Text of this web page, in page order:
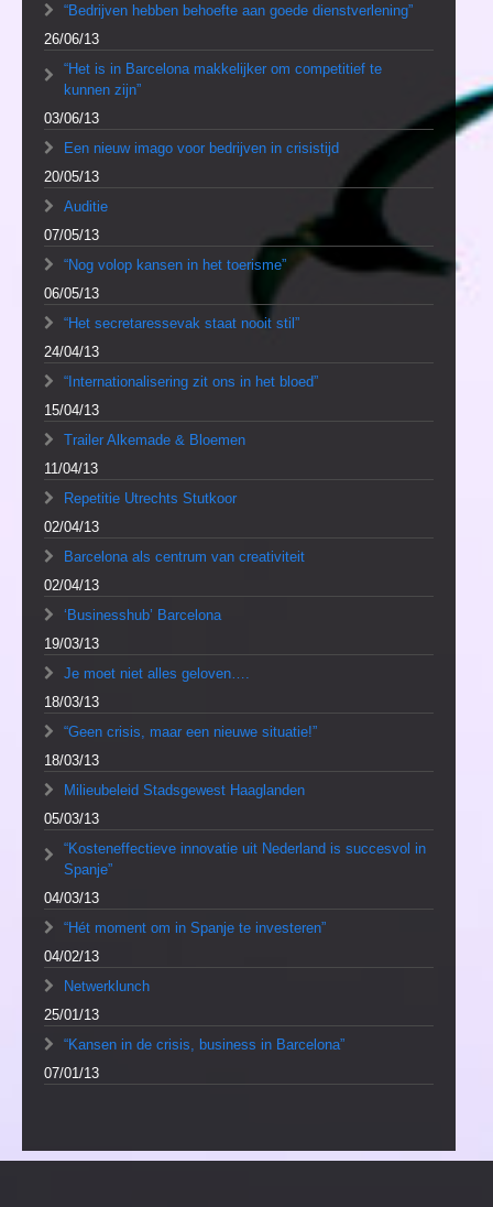
“Bedrijven hebben behoefte aan goede dienstverlening”
26/06/13
“Het is in Barcelona makkelijker om competitief te
kunnen zijn”
03/06/13
Een nieuw imago voor bedrijven in crisistijd
20/05/13
Auditie
07/05/13
“Nog volop kansen in het toerisme”
06/05/13
“Het secretaressevak staat nooit stil”
24/04/13
“Internationalisering zit ons in het bloed”
15/04/13
Trailer Alkemade & Bloemen
11/04/13
Repetitie Utrechts Stutkoor
02/04/13
Barcelona als centrum van creativiteit
02/04/13
‘Businesshub’ Barcelona
19/03/13
Je moet niet alles geloven….
18/03/13
“Geen crisis, maar een nieuwe situatie!”
18/03/13
Milieubeleid Stadsgewest Haaglanden
05/03/13
“Kosteneffectieve innovatie uit Nederland is succesvol in
Spanje”
04/03/13
“Hét moment om in Spanje te investeren”
04/02/13
Netwerklunch
25/01/13
“Kansen in de crisis, business in Barcelona”
07/01/13